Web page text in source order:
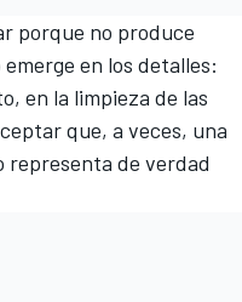
porque no produce
en los detalles:
en la limpieza de las
que, a veces, una
representa de verdad